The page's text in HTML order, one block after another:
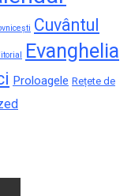
Cuvântul
Evanghelia
Proloagele Rețete de